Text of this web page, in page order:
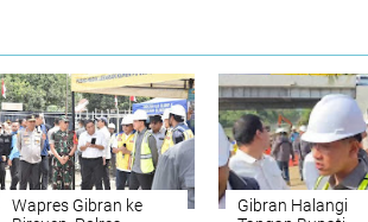
Wapres Gibran ke
Gibran Halangi